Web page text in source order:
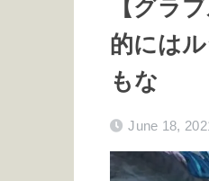
【グラ
的には
もな
June 18,